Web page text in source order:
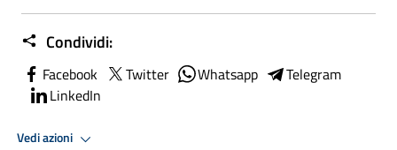
Condividi:
Facebook Twitter Whatsapp
Telegram
LinkedIn
Vedi azioni